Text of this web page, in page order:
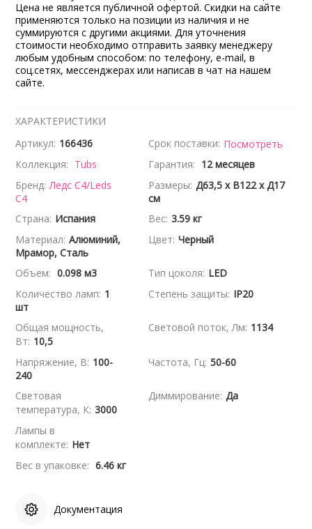
Цена не является публичной офертой. Скидки на сайте
применяются только на позиции из наличия и не
суммируются с другими акциями. Для уточнения
стоимости необходимо отправить заявку менеджеру
любым удобным способом: по телефону, e-mail, в
соц.сетях, мессенджерах или написав в чат на нашем
сайте.
ХАРАКТЕРИСТИКИ
Артикул: 166436 Срок поставки: Посмотреть
Коллекция: Tubs Гарантия: 12 месяцев
Бренд: Ледс С4/Leds
C4
Размеры: Д63,5 x В122 x Д17
см
Страна: Испания Вес: 3.59 кг
Материал: Алюминий,
Мрамор, Сталь
Цвет: Черный
Объем: 0.098 м3 Тип цоколя: LED
Количество ламп: 1
шт
Степень защиты: IP20
Общая мощность,
Вт: 10,5
Световой поток, Лм: 1134
Напряжение, В: 100-
240
Частота, Гц: 50-60
Световая
температура, К: 3000
Диммирование: Да
Лампы в
комплекте: Нет
Вес в упаковке: 6.46 кг
Документация